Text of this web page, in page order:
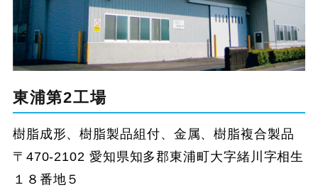
東浦第2工場
樹脂成形、樹脂製品組付、金属、樹脂複合製品
〒470-2102 愛知県知多郡東浦町大字緒川字相生
１８番地５